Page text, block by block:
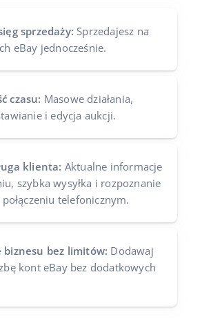
sprzedaży: Sprzedajesz na
eBay jednocześnie.
czasu: Masowe działania,
i edycja aukcji.
klienta: Aktualne informacje
szybka wysyłka i rozpoznanie
telefonicznym.
biznesu bez limitów: Dodawaj
kont eBay bez dodatkowych